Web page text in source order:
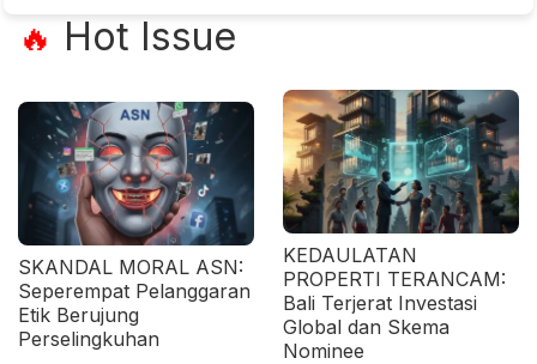
🔥 Hot Issue
SKANDAL MORAL ASN:
Seperempat Pelanggaran
Etik Berujung
Perselingkuhan
KEDAULATAN
PROPERTI TERANCAM:
Bali Terjerat Investasi
Global dan Skema
Nominee